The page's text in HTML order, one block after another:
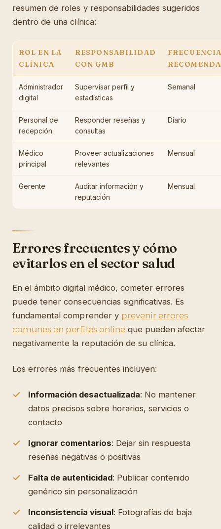
resumen de roles y responsabilidades sugeridos
dentro de una clínica:
ROL EN LA
CLÍNICA
RESPONSABILIDAD
CON GMB
Administrador
digital
Supervisar perfil y
estadísticas
Semanal
Personal de
recepción
Responder reseñas y
consultas
Diario
Médico
principal
Proveer actualizaciones
relevantes
Mensual
Gerente
Auditar información y
reputación
Mensual
Errores frecuentes y cómo
evitarlos en el sector salud
En el ámbito digital médico, cometer errores
puede tener consecuencias significativas. Es
fundamental comprender y prevenir errores
comunes en perfiles onlineque pueden afectar
negativamente la reputación de su clínica.
Los errores más frecuentes incluyen:
Información desactualizada: No mantener
datos precisos sobre horarios, servicios o
contacto
Ignorar comentarios: Dejar sin respuesta
reseñas negativas o positivas
Falta de autenticidad: Publicar contenido
genérico sin personalización
Inconsistencia visual: Fotografías de baja
calidad o irrelevantes